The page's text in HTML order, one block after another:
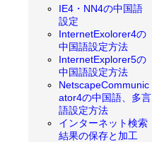
IE4・NN4の中国語
設定
InternetExolorer4の
中国語設定方法
InternetExplorer5の
中国語設定方法
NetscapeCommunic
ator4の中国語、多言
語設定方法
インターネット検索
結果の保存と加工